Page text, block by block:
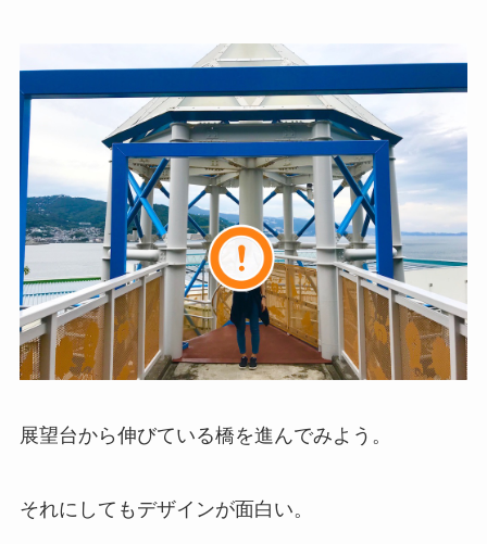
展望台から伸びている橋を進んでみよう。
それにしてもデザインが面白い。